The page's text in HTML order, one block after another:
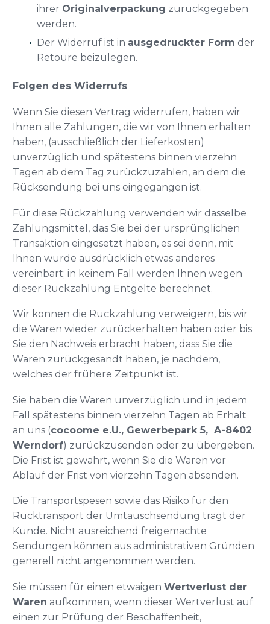
ihrer Originalverpackung zurückgegeben
werden.
Der Widerruf ist in ausgedruckter Form der
Retoure beizulegen.
Folgen des Widerrufs
Wenn Sie diesen Vertrag widerrufen, haben wir
Ihnen alle Zahlungen, die wir von Ihnen erhalten
haben, (ausschließlich der Lieferkosten)
unverzüglich und spätestens binnen vierzehn
Tagen ab dem Tag zurückzuzahlen, an dem die
Rücksendung bei uns eingegangen ist.
Für diese Rückzahlung verwenden wir dasselbe
Zahlungsmittel, das Sie bei der ursprünglichen
Transaktion eingesetzt haben, es sei denn, mit
Ihnen wurde ausdrücklich etwas anderes
vereinbart; in keinem Fall werden Ihnen wegen
dieser Rückzahlung Entgelte berechnet.
Wir können die Rückzahlung verweigern, bis wir
die Waren wieder zurückerhalten haben oder bis
Sie den Nachweis erbracht haben, dass Sie die
Waren zurückgesandt haben, je nachdem,
welches der frühere Zeitpunkt ist.
Sie haben die Waren unverzüglich und in jedem
Fall spätestens binnen vierzehn Tagen ab Erhalt
an uns (cocoome e.U., Gewerbepark 5, A-8402
Werndorf) zurückzusenden oder zu übergeben.
Die Frist ist gewahrt, wenn Sie die Waren vor
Ablauf der Frist von vierzehn Tagen absenden.
Die Transportspesen sowie das Risiko für den
Rücktransport der Umtauschsendung trägt der
Kunde. Nicht ausreichend freigemachte
Sendungen können aus administrativen Gründen
generell nicht angenommen werden.
Sie müssen für einen etwaigen Wertverlust der
Waren aufkommen, wenn dieser Wertverlust auf
einen zur Prüfung der Beschaffenheit,